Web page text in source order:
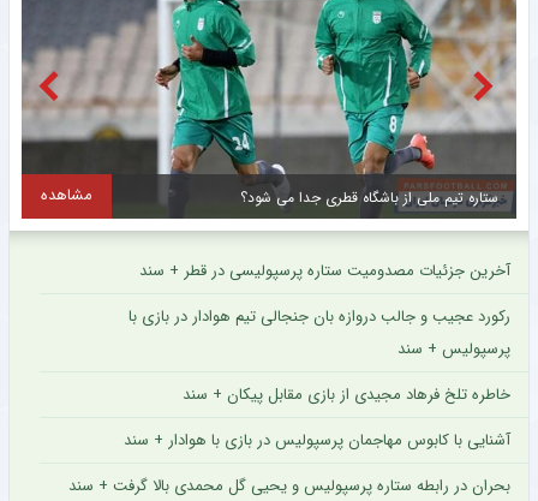
ستاره تیم ملی از باشگاه قطری جدا می شود؟ مشاهده
آخرین جزئیات مصدومیت ستاره پرسپولیسی در قطر + سند
رکورد عجیب و جالب دروازه بان جنجالی تیم هوادار در بازی با
پرسپولیس + سند
خاطره تلخ فرهاد مجیدی از بازی مقابل پیکان + سند
آشنایی با کابوس مهاجمان پرسپولیس در بازی با هوادار + سند
بحران در رابطه ستاره پرسپولیس و یحیی گل محمدی بالا گرفت + سند